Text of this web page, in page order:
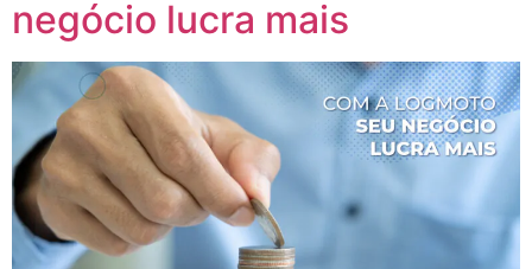
negócio lucra mais